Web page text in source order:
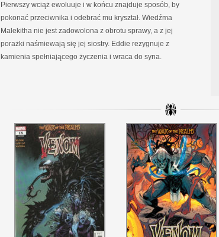
Pierwszy wciąż ewoluuje i w końcu znajduje sposób, by
pokonać przeciwnika i odebrać mu kryształ. Wiedźma
Malekitha nie jest zadowolona z obrotu sprawy, a z jej
porażki naśmiewają się jej siostry. Eddie rezygnuje z
kamienia spełniającego życzenia i wraca do syna.